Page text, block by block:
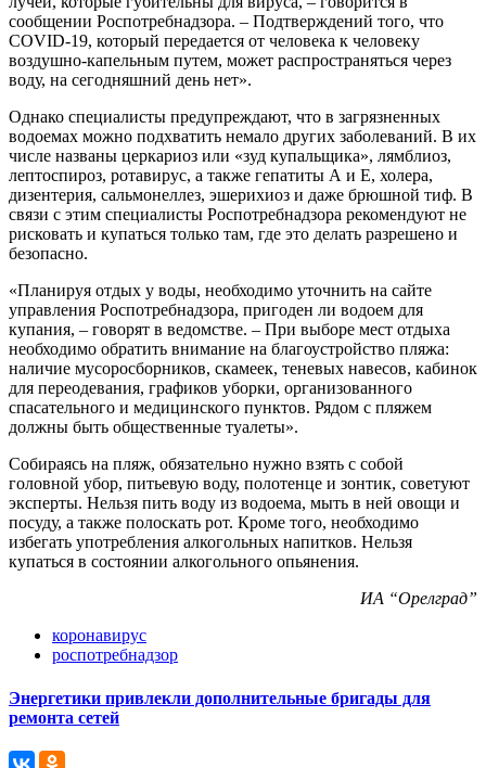
сообщении Роспотребнадзора. – Подтверждений того, что
COVID-19, который передается от человека к человеку
воздушно-капельным путем, может распространяться через
воду, на сегодняшний день нет».
Однако специалисты предупреждают, что в загрязненных
водоемах можно подхватить немало других заболеваний. В их
числе названы церкариоз или «зуд купальщика», лямблиоз,
лептоспироз, ротавирус, а также гепатиты А и Е, холера,
дизентерия, сальмонеллез, эшерихиоз и даже брюшной тиф. В
связи с этим специалисты Роспотребнадзора рекомендуют не
рисковать и купаться только там, где это делать разрешено и
безопасно.
«Планируя отдых у воды, необходимо уточнить на сайте
управления Роспотребнадзора, пригоден ли водоем для
купания, – говорят в ведомстве. – При выборе мест отдыха
необходимо обратить внимание на благоустройство пляжа:
наличие мусоросборников, скамеек, теневых навесов, кабинок
для переодевания, графиков уборки, организованного
спасательного и медицинского пунктов. Рядом с пляжем
должны быть общественные туалеты».
Собираясь на пляж, обязательно нужно взять с собой
головной убор, питьевую воду, полотенце и зонтик, советуют
эксперты. Нельзя пить воду из водоема, мыть в ней овощи и
посуду, а также полоскать рот. Кроме того, необходимо
избегать употребления алкогольных напитков. Нельзя
купаться в состоянии алкогольного опьянения.
ИА “Орелград”
коронавирус
роспотребнадзор
Энергетики привлекли дополнительные бригады для
ремонта сетей